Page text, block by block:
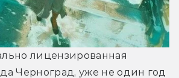
лицензированная
Черноград, уже не один год